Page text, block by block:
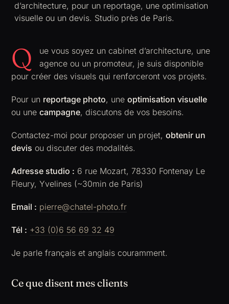
d’architecture, pour un reportage, une optimisation
visuelle ou un devis. Studio près de Paris.
Q
ue vous soyez un cabinet d’architecture, une
agence ou un promoteur, je suis disponible
pour créer des visuels qui renforceront vos projets.
Pour un reportage photo, une optimisation visuelle
ou une campagne, discutons de vos besoins.
Contactez-moi pour proposer un projet, obtenir un
devis ou discuter des modalités.
Adresse studio : 6 rue Mozart, 78330 Fontenay Le
Fleury, Yvelines (~30min de Paris)
Email : pierre@chatel-photo.fr
Tél : +33 (0)6 56 69 32 49
Je parle français et anglais couramment.
Ce que disent mes clients